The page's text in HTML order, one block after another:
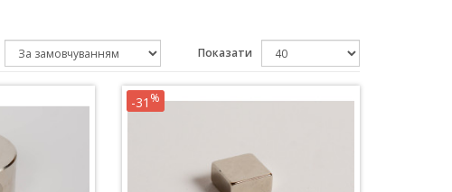
Показати
-31 %